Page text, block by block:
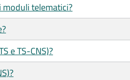
moduli telematici?
e TS-CNS)?